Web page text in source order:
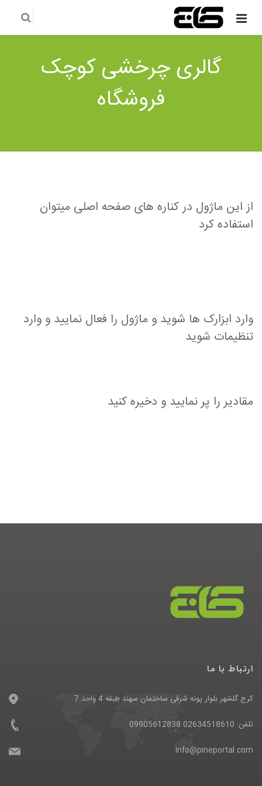
گالری چرخشی کوچک
فروشگاه
از این ماژول در کناره های صفحه اصلی میتوان
استفاده کرد
وارد ابزارک ها شوید و ماژول را فعال نمایید و وارد
تنظیمات شوید
مقادیر را پر نمایید و دخیره کنید
ارتباط با ما
کرج گلشهر بلوار پونه شرقی ساختمان سهند طبقه 4 واحد 7
تلفن: 02634518610 09905612838
info@pineportal.com